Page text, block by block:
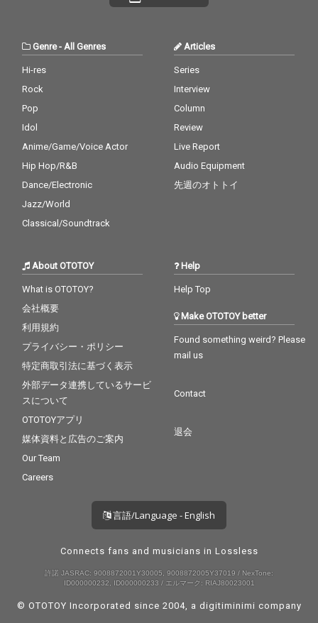
Genre- All Genres
Hi-res
Rock
Pop
Idol
Anime/Game/Voice Actor
Hip Hop/R&B
Dance/Electronic
Jazz/World
Classical/Soundtrack
Articles
Series
Interview
Column
Review
Live Report
Audio Equipment
先週のオトトイ
About OTOTOY
What is OTOTOY?
会社概要
利用規約
プライバシー・ポリシー
特定商取引法に基づく表示
外部データ連携しているサービ
スについて
OTOTOYアプリ
媒体資料と広告のご案内
Our Team
Careers
Help
Help Top
Make OTOTOY better
Found something weird? Please
mail us
Contact
退会
言語/Language - English
Connects fans and musicians in Lossless
許諾 JASRAC: 9008872001Y30005, 9008872005Y37019 / NexTone:
ID000000232, ID000000233 / エルマーク: RIAJ80023001
© OTOTOY Incorporated since 2004, a digitiminimi company